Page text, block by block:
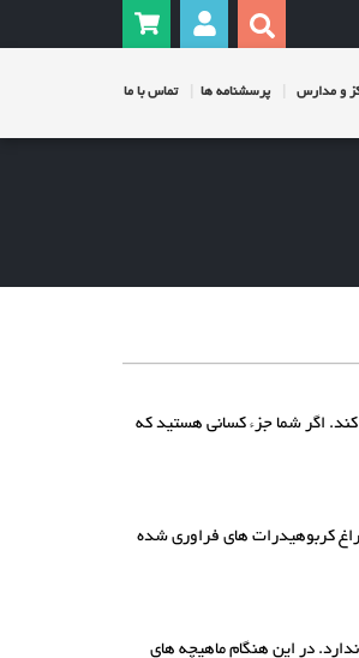
و مدارس پرسشنامه ها تماس با ما
اگر شما جزء کسانی هستید که
کربوهیدرات های فراوری شده
در این هنگام ماهیچه های